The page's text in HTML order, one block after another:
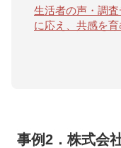
生活者の声・調査
に応え、共感を
事例2．株式会